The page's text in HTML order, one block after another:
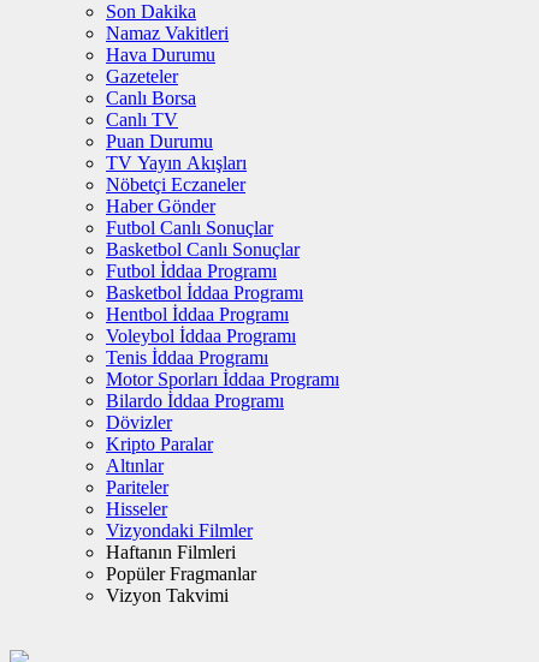
Son Dakika
Namaz Vakitleri
Hava Durumu
Gazeteler
Canlı Borsa
Canlı TV
Puan Durumu
TV Yayın Akışları
Nöbetçi Eczaneler
Haber Gönder
Futbol Canlı Sonuçlar
Basketbol Canlı Sonuçlar
Futbol İddaa Programı
Basketbol İddaa Programı
Hentbol İddaa Programı
Voleybol İddaa Programı
Tenis İddaa Programı
Motor Sporları İddaa Programı
Bilardo İddaa Programı
Dövizler
Kripto Paralar
Altınlar
Pariteler
Hisseler
Vizyondaki Filmler
Haftanın Filmleri
Popüler Fragmanlar
Vizyon Takvimi